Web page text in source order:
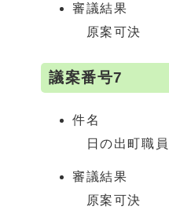
審議結果
原案可決
議案番号7
件名
日の出町職員
審議結果
原案可決